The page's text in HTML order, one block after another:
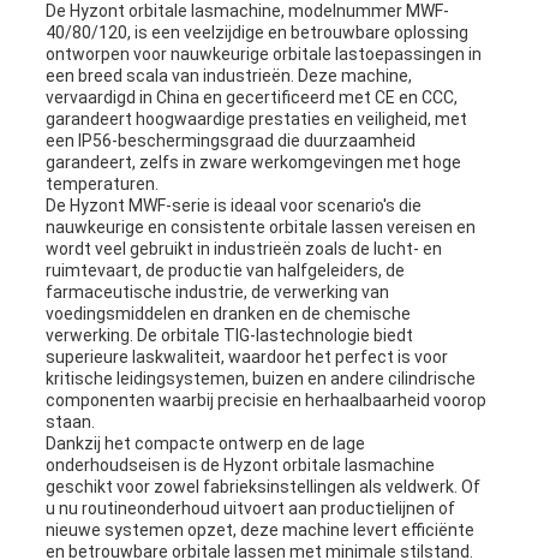
De Hyzont orbitale lasmachine, modelnummer MWF-
40/80/120, is een veelzijdige en betrouwbare oplossing
ontworpen voor nauwkeurige orbitale lastoepassingen in
een breed scala van industrieën. Deze machine,
vervaardigd in China en gecertificeerd met CE en CCC,
garandeert hoogwaardige prestaties en veiligheid, met
een IP56-beschermingsgraad die duurzaamheid
garandeert, zelfs in zware werkomgevingen met hoge
temperaturen.
De Hyzont MWF-serie is ideaal voor scenario's die
nauwkeurige en consistente orbitale lassen vereisen en
wordt veel gebruikt in industrieën zoals de lucht- en
ruimtevaart, de productie van halfgeleiders, de
farmaceutische industrie, de verwerking van
voedingsmiddelen en dranken en de chemische
verwerking. De orbitale TIG-lastechnologie biedt
superieure laskwaliteit, waardoor het perfect is voor
kritische leidingsystemen, buizen en andere cilindrische
componenten waarbij precisie en herhaalbaarheid voorop
staan.
Dankzij het compacte ontwerp en de lage
onderhoudseisen is de Hyzont orbitale lasmachine
geschikt voor zowel fabrieksinstellingen als veldwerk. Of
u nu routineonderhoud uitvoert aan productielijnen of
nieuwe systemen opzet, deze machine levert efficiënte
en betrouwbare orbitale lassen met minimale stilstand.